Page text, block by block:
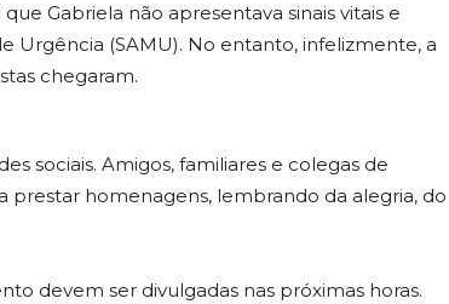
Gabriela não apresentava sinais vitais e
Urgência (SAMU). No entanto, infelizmente, a
chegaram.
sociais. Amigos, familiares e colegas de
prestar homenagens, lembrando da alegria, do
devem ser divulgadas nas próximas horas.